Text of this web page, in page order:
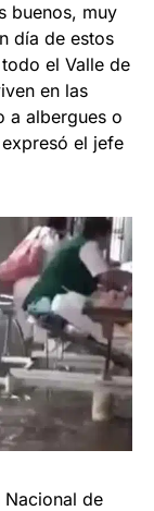
buenos, muy
día de estos
el Valle de
en las
a albergues o
el jefe
de